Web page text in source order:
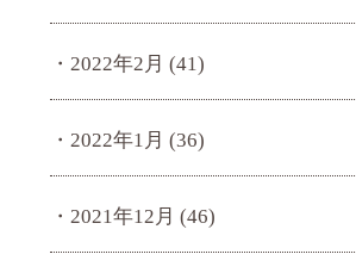
2022年2月 (41)
2022年1月 (36)
2021年12月 (46)